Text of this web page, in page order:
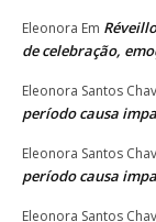
Eleonora Em
de celebração,
Eleonora Santos
período causa
Eleonora Santos
período causa
Eleonora Santos